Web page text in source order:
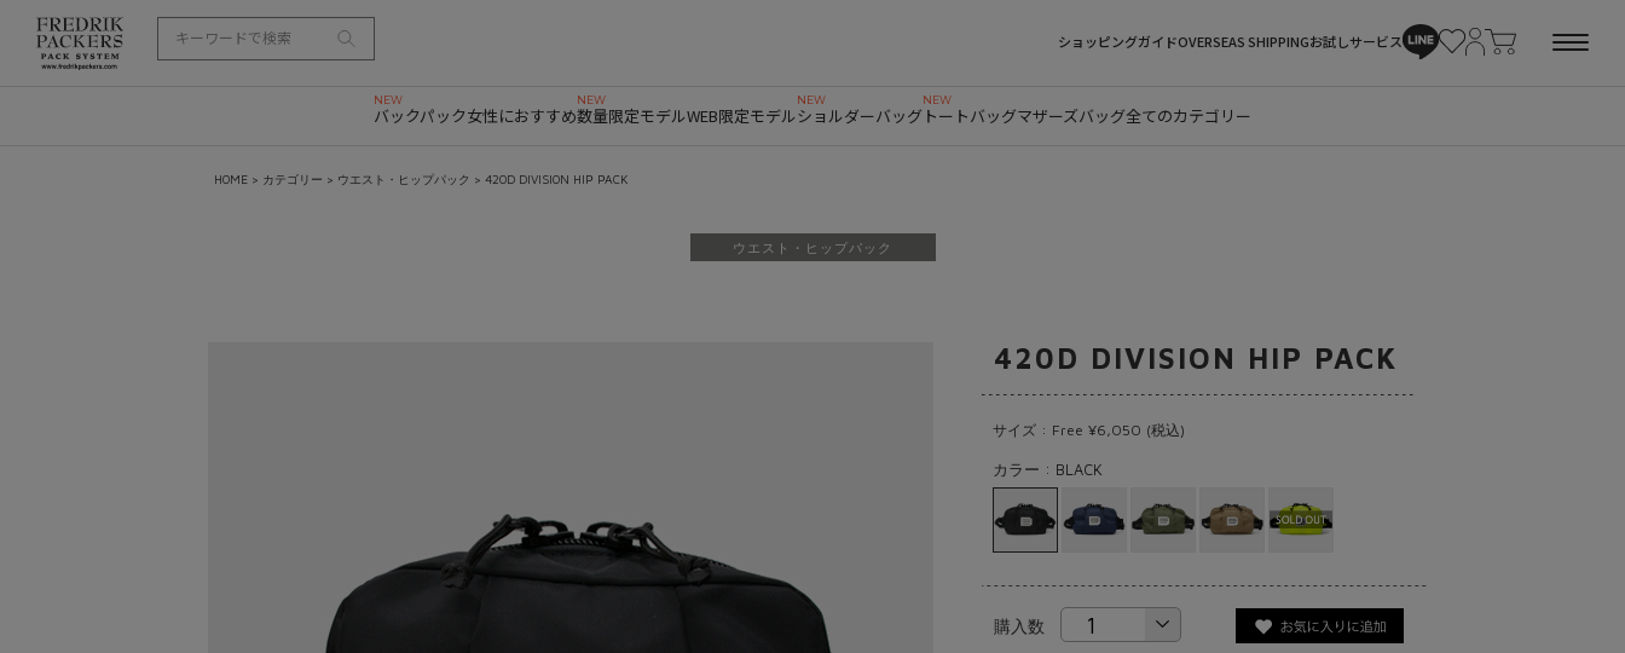
ショッピングガイドOVERSEAS SHIPPINGお試しサービス
バックパック女性におすすめ数量限定モデルWEB限定モデルショルダーバッグ トートバッグマザーズバッグ全てのカテゴリー
HOME > カテゴリー > ウエスト・ヒップパック > 420D DIVISION HIP PACK
ウエスト・ヒップパック
420D DIVISION HIP PACK
サイズ : Free ¥6,050 (税込)
カラー : BLACK
購入数